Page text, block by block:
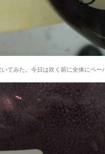
てみた。今日は吹く前に全体にペ